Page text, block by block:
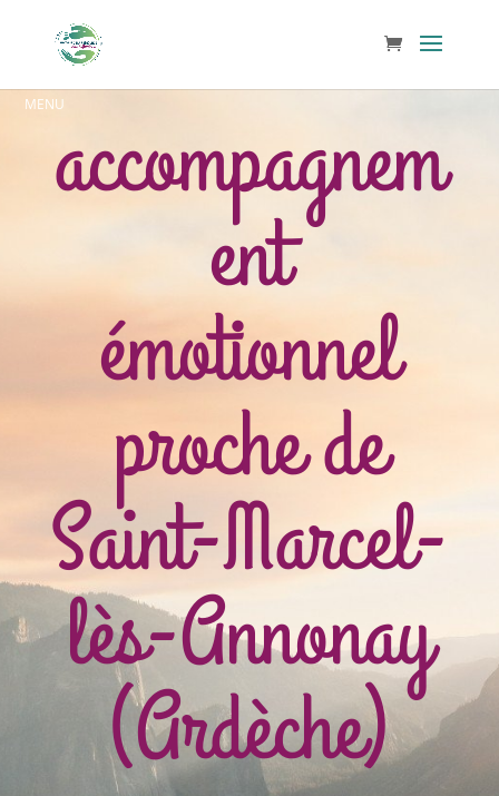
accompagnem
ent
émotionnel
proche de
Saint-Marcel-
lès-Annonay
(Ardèche)